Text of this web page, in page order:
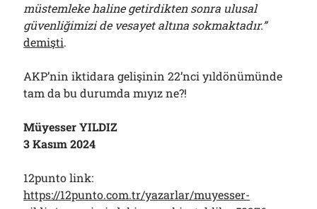
müstemleke haline getirdikten sonra ulusal
güvenliğimizi de vesayet altına sokmaktadır.”
demişti.
AKP’nin iktidara gelişinin 22’nci yıldönümünde
tam da bu durumda mıyız ne?!
Müyesser YILDIZ
3 Kasım 2024
12punto link:
https://12punto.com.tr/yazarlar/muyesser-